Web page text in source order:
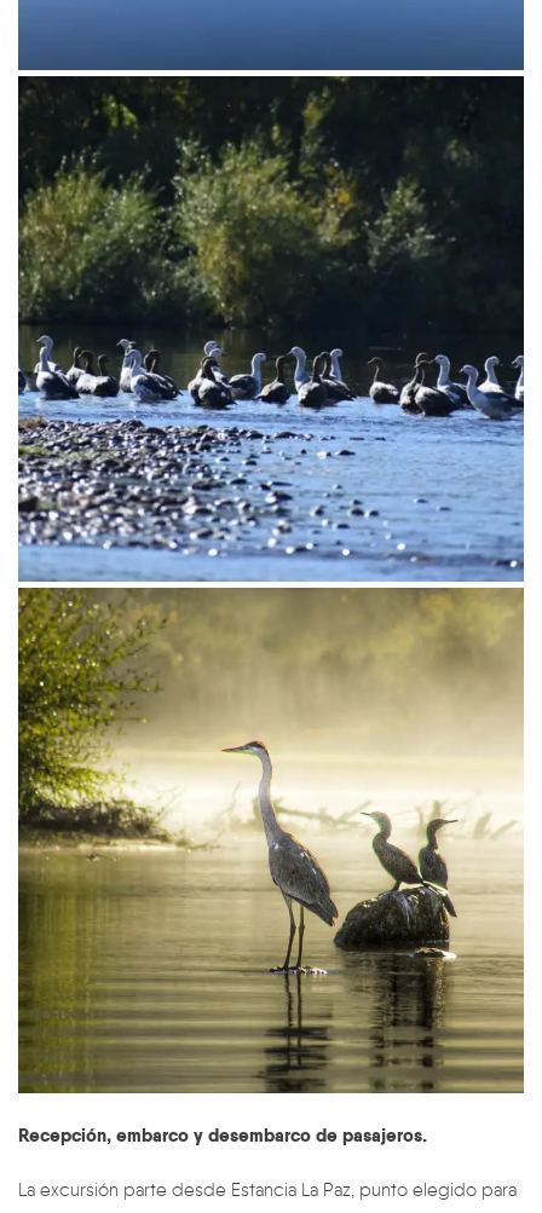
Recepción, embarco y desembarco de pasajeros.
La excursión parte desde Estancia La Paz, punto elegido para